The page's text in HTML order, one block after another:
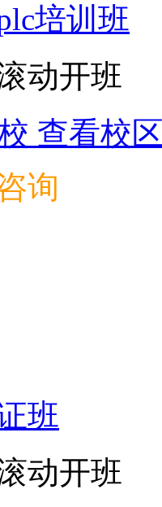
培训班
动开班
查看校
询
班
动开班